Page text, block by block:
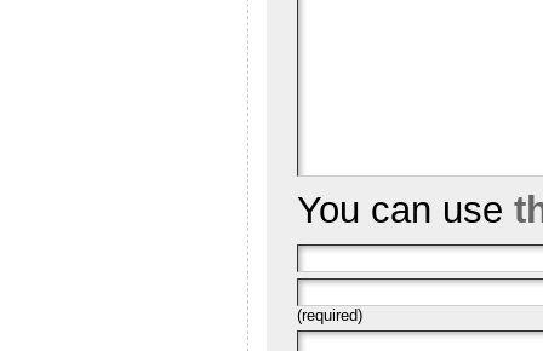
You can use
(required)